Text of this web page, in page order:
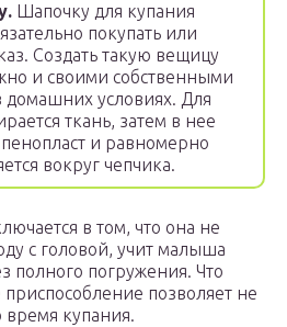
Шапочку для купания
покупать или
Создать такую вещицу
и своими собственными
домашних условиях. Для
ткань, затем в нее
и равномерно
вокруг чепчика.
в том, что она не
с головой, учит малыша
полного погружения. Что
приспособление позволяет не
купания.